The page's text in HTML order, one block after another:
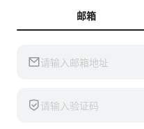
邮箱